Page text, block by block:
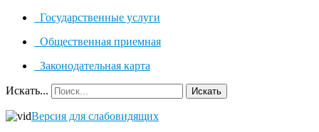
Государственные услуги
Общественная приемная
Законодательная карта
Искать... Искать
Версия для слабовидящих